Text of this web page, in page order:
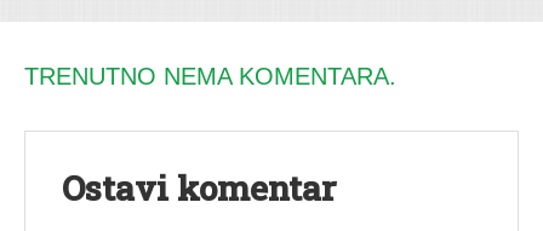
TRENUTNO NEMA KOMENTARA.
Ostavi komentar